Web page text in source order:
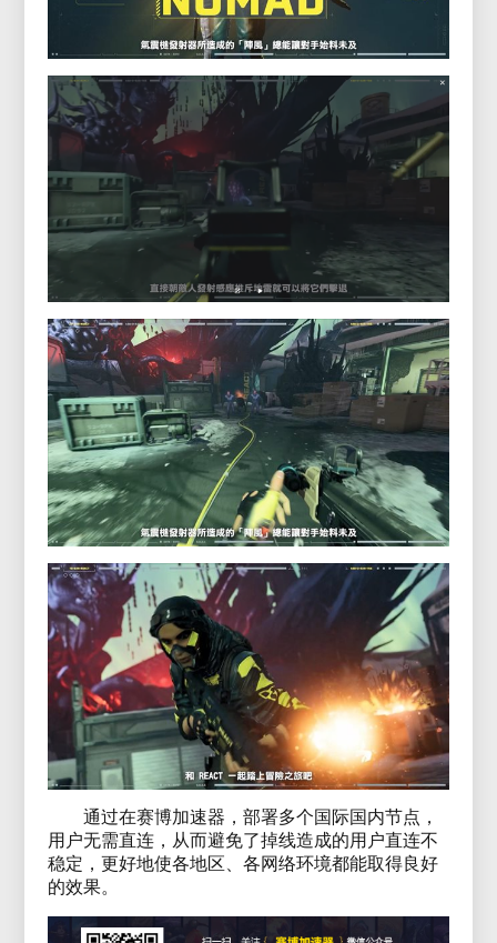
通过在赛博加速器，部署多个国际国内节点，
用户无需直连，从而避免了掉线造成的用户直连不
稳定，更好地使各地区、各网络环境都能取得良好
的效果。